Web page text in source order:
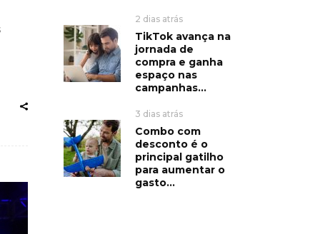
2 dias atrás
TikTok avança na
jornada de
compra e ganha
espaço nas
campanhas...
3 dias atrás
Combo com
desconto é o
principal gatilho
para aumentar o
gasto...